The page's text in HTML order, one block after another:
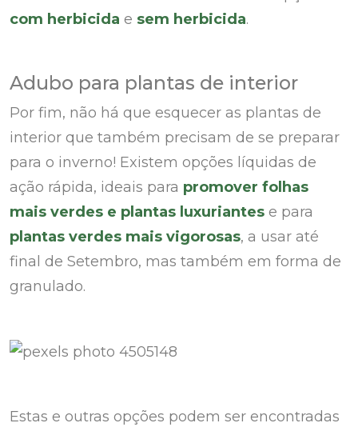
com herbicida e sem herbicida.
Adubo para plantas de interior
Por fim, não há que esquecer as plantas de
interior que também precisam de se preparar
para o inverno! Existem opções líquidas de
ação rápida, ideais para promover folhas
mais verdes e plantas luxuriantes e para
plantas verdes mais vigorosas, a usar até
final de Setembro, mas também em forma de
granulado.
Estas e outras opções podem ser encontradas